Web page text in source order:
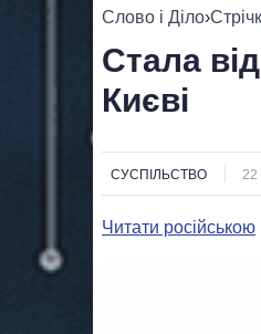
Слово і Діло›
Стала
Києві
СУСПІЛЬСТВО 22
Читати російською